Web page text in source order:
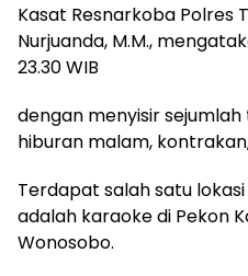
Kasat Resnarkoba Polres
Nurjuanda, M.M.,
23.30 WIB
dengan menyisir
hiburan malam,
Terdapat salah satu
adalah karaoke di Pekon
Wonosobo.